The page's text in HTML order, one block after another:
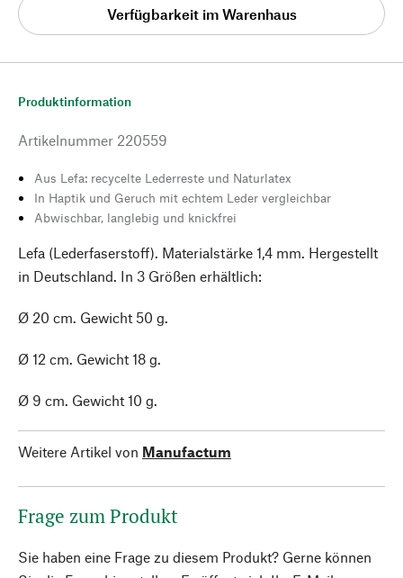
Verfügbarkeit im Warenhaus
Produktinformation
Artikelnummer 220559
Aus Lefa: recycelte Lederreste und Naturlatex
In Haptik und Geruch mit echtem Leder vergleichbar
Abwischbar, langlebig und knickfrei
Lefa (Lederfaserstoff). Materialstärke 1,4 mm. Hergestellt
in Deutschland. In 3 Größen erhältlich:
Ø 20 cm. Gewicht 50 g.
Ø 12 cm. Gewicht 18 g.
Ø 9 cm. Gewicht 10 g.
Weitere Artikel von Manufactum
Frage zum Produkt
Sie haben eine Frage zu diesem Produkt? Gerne können